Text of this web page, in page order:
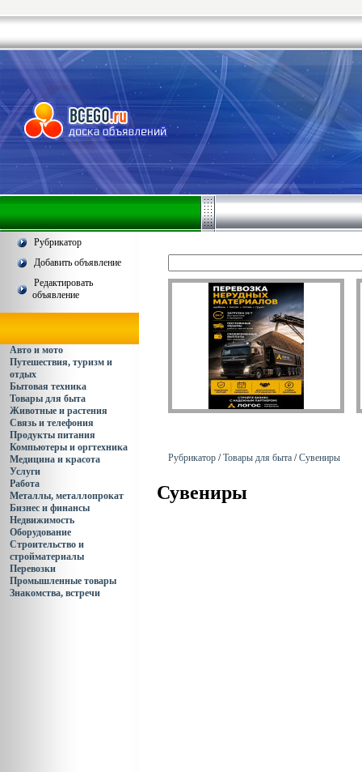
Рубрикатор
Добавить объявление
Редактировать
объявление
Авто и мото
Путешествия, туризм и
отдых
Бытовая техника
Товары для быта
Животные и растения
Связь и телефония
Продукты питания
Компьютеры и оргтехника
Медицина и красота
Услуги
Работа
Металлы, металлопрокат
Бизнес и финансы
Недвижимость
Оборудование
Строительство и
стройматериалы
Перевозки
Промышленные товары
Знакомства, встречи
Рубрикатор /Товары для быта /Сувениры
Сувениры